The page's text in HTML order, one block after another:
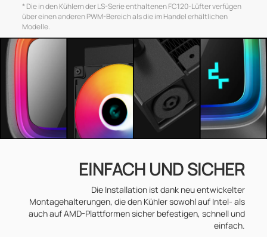
* Die in den Kühlern der LS-Serie enthaltenen FC120-Lüfter verfügen
über einen anderen PWM-Bereich als die im Handel erhältlichen
Modelle.
EINFACH UND SICHER
Die Installation ist dank neu entwickelter
Montagehalterungen, die den Kühler sowohl auf Intel- als
auch auf AMD-Plattformen sicher befestigen, schnell und
einfach.